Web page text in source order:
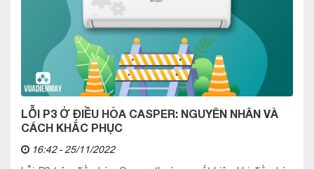
LỖI P3 Ở ĐIỀU HÒA CASPER: NGUYÊN NHÂN VÀ
CÁCH KHẮC PHỤC
16:42 - 25/11/2022